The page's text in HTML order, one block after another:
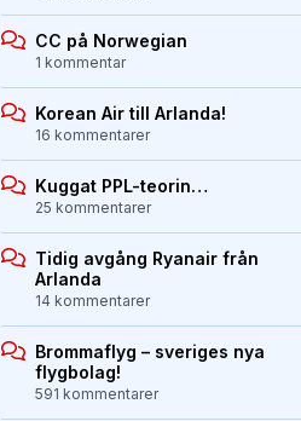
CC på Norwegian
1 kommentar
Korean Air till Arlanda!
16 kommentarer
Kuggat PPL-teorin…
25 kommentarer
Tidig avgång Ryanair från
Arlanda
14 kommentarer
Brommaflyg – sveriges nya
flygbolag!
591 kommentarer